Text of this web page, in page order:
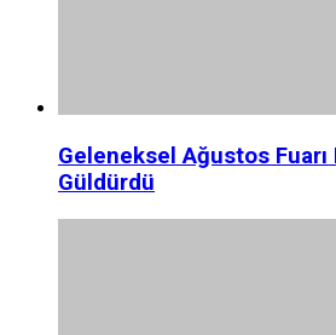
Geleneksel Ağustos Fuarı
Güldürdü